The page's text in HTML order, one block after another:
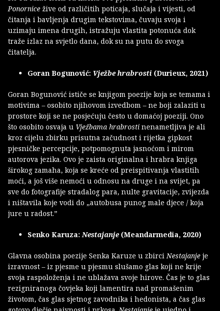
Ponornice žive od različitih poticaja, slučaja i vijesti, od
čitanja i bavljenja drugim tekstovima, čuvaju svoja i
uzimaju imena drugih, istražuju vlastita potonuća dok
traže izlaz na svjetlo dana, dok su na putu do svoga
čitatelja.
Goran Bogunović: Vježbe hrabrosti (Durieux, 2021)
Goran Bogunović ističe se knjigom poezije koja se temama i
motivima – osobito njihovom izvedbom – ne boji zalaziti u
prostore koji se ne posjećuju često u domaćoj poeziji. Ono
što osobito osvaja u Vježbama hrabrosti nenametljiva je ali
kroz cijelu zbirku prisutna začudnost i rijetka gipkost
pjesničke percepcije, potpomognuta jasnoćom i mirom
autorova jezika. Ovo je zaista originalna i hrabra knjiga
širokog zamaha, koja se kreće od preispitivanja vlastitih
moći, a još više nemoći u odnosu na druge i na svijet, pa
sve do fotografije stradalog para, nulte gravitacije, zvijezda
i ništavila koje vodi do „autobusa punog male djece / koja
jure u radost.”
Senko Karuza:Nestajanje(Meandarmedia, 2020)
Glavna osobina poezije Senka Karuze u zbirciNestajanje je
izravnost – iz pjesme u pjesmu slušamo glas koji ne krije
svoja raspoloženja i ne ublažava svoje hirove. Čas je to glas
rezigniranoga čovjeka koji lamentira nad promašenim
životom, čas glas sjetnog zavodnika i hedonista, a čas glas